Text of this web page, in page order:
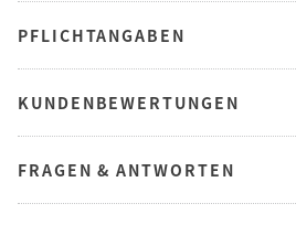
PFLICHTANGABEN
KUNDENBEWERTUNGEN
FRAGEN & ANTWORTEN